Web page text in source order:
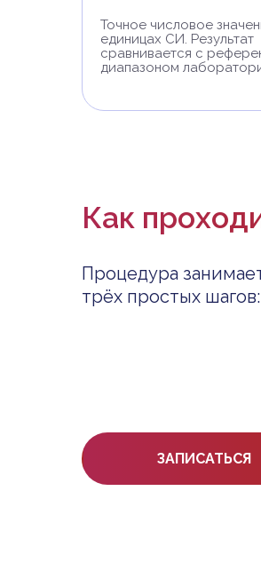
Точное числовое
единицах СИ. Результат
сравнивается с
диапазоном
Как
Процедура
трёх простых шагов:
ЗАПИСАТЬСЯ